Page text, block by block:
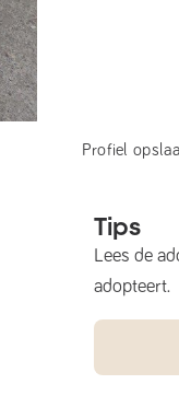
Profiel
Tips
Lees de
adopteert.